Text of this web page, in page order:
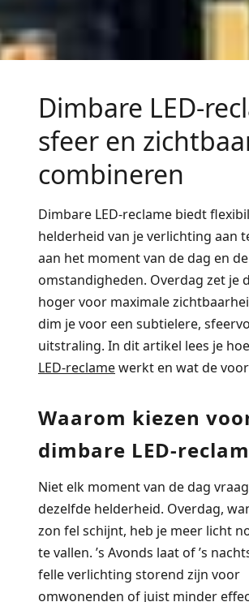
Dimbare LED-
sfeer en
combineren
Dimbare LED-reclame biedt
helderheid van je verlichting aan
aan het moment van de dag en de
omstandigheden. Overdag zet je
hoger voor maximale
dim je voor een subtielere,
uitstraling. In dit artikel lees je
LED-reclamewerkt en wat de
Waarom kiezen
dimbare LED-
Niet elk moment van de dag
dezelfde helderheid. Overdag,
zon fel schijnt, heb je meer licht
te vallen. ’s Avonds laat of ’s
felle verlichting storend zijn voor
omwonenden of juist minder